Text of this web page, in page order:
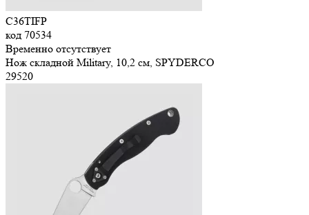
C36TIFP
код 70534
Временно отсутствует
Нож складной Military, 10,2 см, SPYDERCO
29520